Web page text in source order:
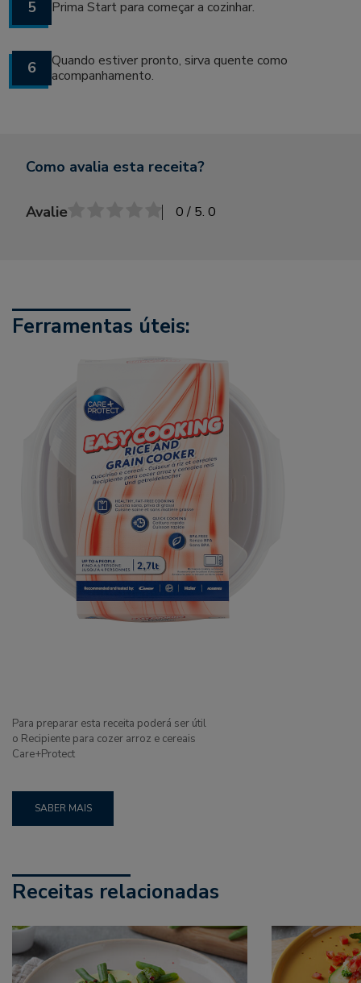
5 Prima Start para começar a cozinhar.
6
Quando estiver pronto, sirva quente como
acompanhamento.
Como avalia esta receita?
Avalie 0 / 5. 0
Ferramentas úteis:
Para preparar esta receita poderá ser útil
o Recipiente para cozer arroz e cereais
Care+Protect
SABER MAIS
Receitas relacionadas